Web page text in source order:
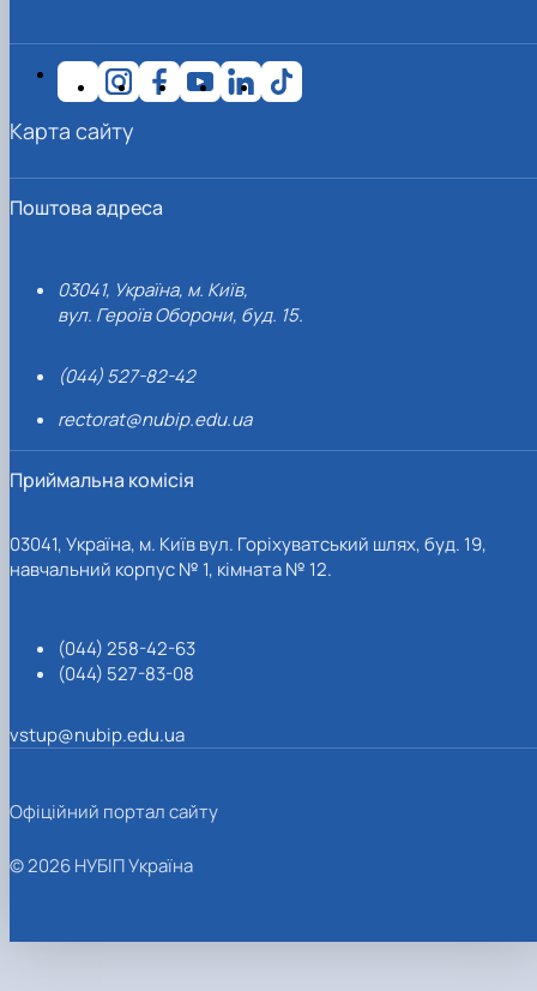
Поштова адреса
03041, Україна, м. Київ,
вул. Героїв Оборони, буд. 15.
(044) 527-82-42
rectorat@nubip.edu.ua
Приймальна комісія
03041, Україна, м. Київ вул. Горіхуватський шлях, буд. 19,
навчальний корпус № 1, кімната № 12.
(044) 258-42-63
(044) 527-83-08
vstup@nubip.edu.ua
Карта сайту
Офіційний портал сайту
© 2026 НУБІП Україна